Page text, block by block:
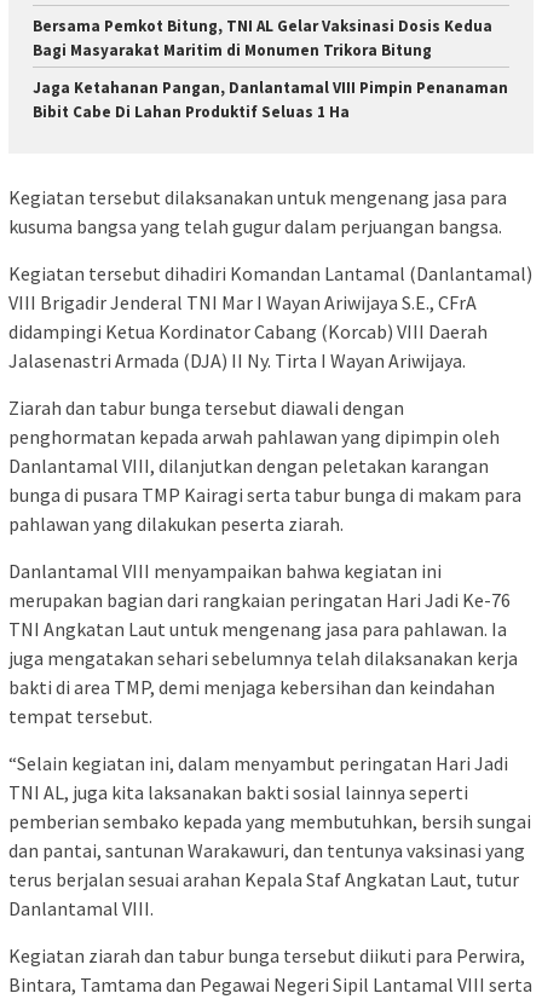
Bersama Pemkot Bitung, TNI AL Gelar Vaksinasi Dosis Kedua
Bagi Masyarakat Maritim di Monumen Trikora Bitung
Jaga Ketahanan Pangan, Danlantamal VIII Pimpin Penanaman
Bibit Cabe Di Lahan Produktif Seluas 1 Ha
Kegiatan tersebut dilaksanakan untuk mengenang jasa para
kusuma bangsa yang telah gugur dalam perjuangan bangsa.
Kegiatan tersebut dihadiri Komandan Lantamal (Danlantamal)
VIII Brigadir Jenderal TNI Mar I Wayan Ariwijaya S.E., CFrA
didampingi Ketua Kordinator Cabang (Korcab) VIII Daerah
Jalasenastri Armada (DJA) II Ny. Tirta I Wayan Ariwijaya.
Ziarah dan tabur bunga tersebut diawali dengan
penghormatan kepada arwah pahlawan yang dipimpin oleh
Danlantamal VIII, dilanjutkan dengan peletakan karangan
bunga di pusara TMP Kairagi serta tabur bunga di makam para
pahlawan yang dilakukan peserta ziarah.
Danlantamal VIII menyampaikan bahwa kegiatan ini
merupakan bagian dari rangkaian peringatan Hari Jadi Ke-76
TNI Angkatan Laut untuk mengenang jasa para pahlawan. Ia
juga mengatakan sehari sebelumnya telah dilaksanakan kerja
bakti di area TMP, demi menjaga kebersihan dan keindahan
tempat tersebut.
“Selain kegiatan ini, dalam menyambut peringatan Hari Jadi
TNI AL, juga kita laksanakan bakti sosial lainnya seperti
pemberian sembako kepada yang membutuhkan, bersih sungai
dan pantai, santunan Warakawuri, dan tentunya vaksinasi yang
terus berjalan sesuai arahan Kepala Staf Angkatan Laut, tutur
Danlantamal VIII.
Kegiatan ziarah dan tabur bunga tersebut diikuti para Perwira,
Bintara, Tamtama dan Pegawai Negeri Sipil Lantamal VIII serta